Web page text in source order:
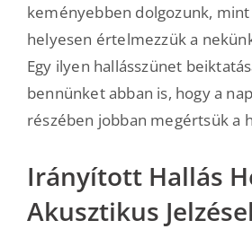
keményebben dolgozunk,
helyesen értelmezzük a
Egy ilyen hallásszünet
bennünket abban is, hogy a
részében jobban megértsük a
Irányított Hallás
Akusztikus